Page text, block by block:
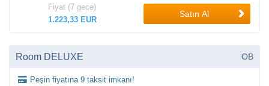
Fiyat (7 gece)
1.223,33 EUR
Satın Al
Room DELUXE OB
Peşin fiyatına 9 taksit imkanı!